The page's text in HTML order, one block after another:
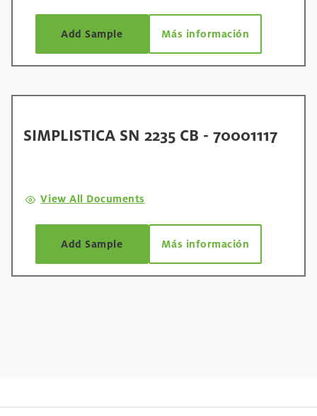
Add Sample Más información
SIMPLISTICA SN 2235 CB - 70001117
View All Documents
Add Sample Más información